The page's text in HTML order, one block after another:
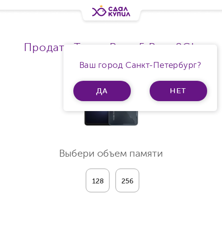
Ваш город Санкт-Петербург?
ДА НЕТ
Продать Tecno Pova 5 Ram 8Gb
Выбери объем памяти
128 256